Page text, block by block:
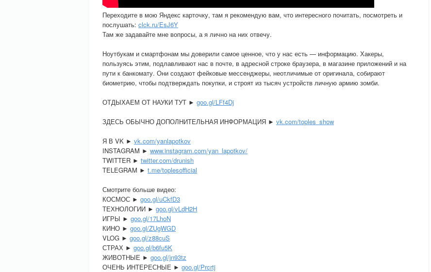
Переходите в мою Яндекс карточку, там я рекомендую вам, что интересного почитать, посмотреть и
послушать: clck.ru/EsJ6Y
Там же задавайте мне вопросы, а я лично на них отвечу.
Ноутбукам и смартфонам мы доверили самое ценное, что у нас есть — информацию. Хакеры,
пользуясь этим, подлавливают нас в почте, в адресной строке браузера, в магазине приложений и на
пути к банкомату. Они создают фейковые мессенджеры, неотличимые от оригинала, собирают
биометрию, чтобы подтверждать покупки, и строят из тысяч устройств личную армию зомби.
ОТДЫХАЕМ ОТ НАУКИ ТУТ ► goo.gl/LFf4Dj
ЗДЕСЬ ОБЫЧНО ДОПОЛНИТЕЛЬНАЯ ИНФОРМАЦИЯ ► vk.com/toples_show
Я В VK ► vk.com/yanlapotkov
INSTAGRAM ► www.instagram.com/yan_lapotkov/
TWITTER ► twitter.com/drunish
TELEGRAM ► t.me/toplesofficial
Смотрите больше видео:
КОСМОС ► goo.gl/uCkfD3
ТЕХНОЛОГИИ ► goo.gl/vLdH2H
ИГРЫ ► goo.gl/17LhoN
КИНО ► goo.gl/ZUgWGD
VLOG ► goo.gl/z88cuS
СТРАХ ► goo.gl/b6fu5K
ЖИВОТНЫЕ ► goo.gl/jn93tz
ОЧЕНЬ ИНТЕРЕСНЫЕ ► goo.gl/Prcrtj